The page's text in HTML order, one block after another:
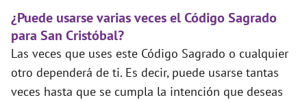
¿Puede usarse varias veces el Código Sagrado
para San Cristóbal?
Las veces que uses este Código Sagrado o cualquier
otro dependerá de ti. Es decir, puede usarse tantas
veces hasta que se cumpla la intención que deseas